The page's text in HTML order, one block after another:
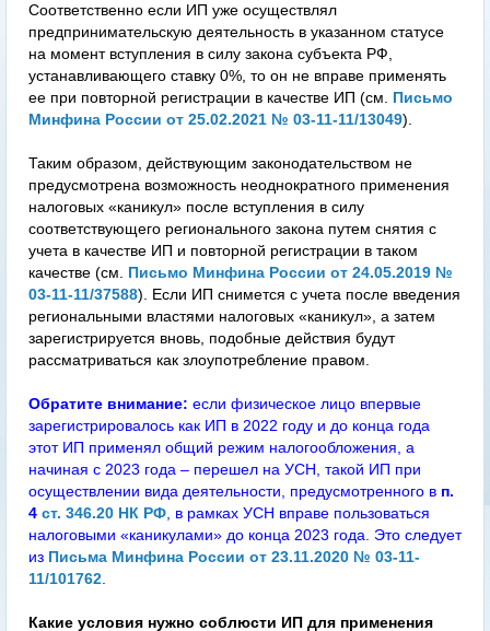
Соответственно если ИП уже осуществлял
предпринимательскую деятельность в указанном статусе
на момент вступления в силу закона субъекта РФ,
устанавливающего ставку 0%, то он не вправе применять
ее при повторной регистрации в качестве ИП (см. Письмо
Минфина России от 25.02.2021 № 03-11-11/13049).
Таким образом, действующим законодательством не
предусмотрена возможность неоднократного применения
налоговых «каникул» после вступления в силу
соответствующего регионального закона путем снятия с
учета в качестве ИП и повторной регистрации в таком
качестве (см. Письмо Минфина России от 24.05.2019 №
03-11-11/37588). Если ИП снимется с учета после введения
региональными властями налоговых «каникул», а затем
зарегистрируется вновь, подобные действия будут
рассматриваться как злоупотребление правом.
Обратите внимание: если физическое лицо впервые
зарегистрировалось как ИП в 2022 году и до конца года
этот ИП применял общий режим налогообложения, а
начиная с 2023 года – перешел на УСН, такой ИП при
осуществлении вида деятельности, предусмотренного в п.
4 ст. 346.20 НК РФ , в рамках УСН вправе пользоваться
налоговыми «каникулами» до конца 2023 года. Это следует
из Письма Минфина России от 23.11.2020 № 03-11-
11/101762
Какие условия нужно соблюсти ИП для применения